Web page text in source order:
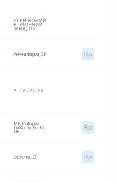
АТ КИЇВСЬКИЙ
ВІТАМІННИЙ
ЗАВОД
UA
Унімед Фарма SK Rp
УПСА САС, FR
МЕДА Фарма
ГмбХ енд Ко. КГ,
DE
Rp
Фармліга LT Rp